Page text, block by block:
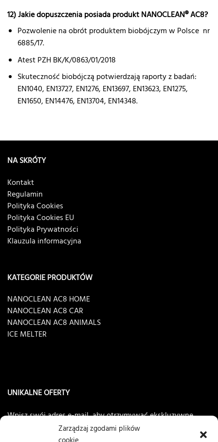
Zarządzaj zgodami plików
12) Jakie dopuszczenia posiada produkt NANOCLEAN® AC8?
Pozwolenie na obrót produktem biobójczym w Polsce nr
6885/17.
Atest PZH BK/K/0863/01/2018
Skuteczność biobójczą potwierdzają raporty z badań:
EN1040, EN13727, EN1276, EN13697, EN13623, EN1275,
EN1650, EN14476, EN13704, EN14348.
NA SKRÓTY
Kontakt
Regulamin
Polityka Cookies
Polityka Cookies EU
Polityka Prywatności
Klauzula informacyjna
KATEGORIE PRODUKTÓW
NANOCLEAN AC8 HOME
NANOCLEAN AC8 CAR
NANOCLEAN AC8 ANIMALS
ICE MELTER
UNIKALNE OFERTY
Wpisz swój adres e-mail, aby otrzymywać ekskluzywne
NANOCLEAN®AC8